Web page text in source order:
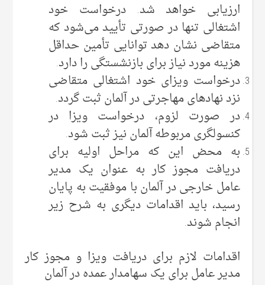
ارزیابی خواهد شد. درخواست خود
اشتغالی تنها در صورتی تأیید می‌شود که
متقاضی نشان دهد توانایی تأمین حداقل
هزینه مورد نیاز برای بازنشستگی را دارد.
درخواست ویزای خود اشتغالی متقاضی
نزد نهادهای مهاجرتی در آلمان ثبت گردد.
در صورت لزوم، درخواست ویزا در
کنسولگری مربوطه آلمان نیز ثبت شود.
به محض این‌ که مراحل اولیه برای
دریافت مجوز کار به عنوان یک مدیر
عامل خارجی در آلمان با موفقیت به پایان
رسید‌، باید اقدامات دیگری به شرح زیر
انجام شوند.
اقدامات لازم برای دریافت ویزا و مجوز کار
مدیر عامل برای یک سهامدار عمده در آلمان